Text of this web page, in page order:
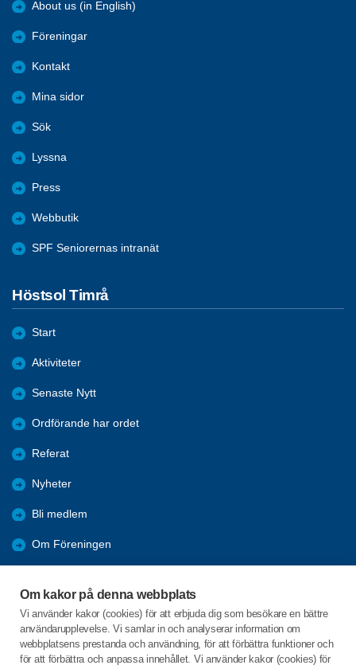
Om kakor på denna webbplats
Vi använder kakor (cookies) för att erbjuda dig som besökare en bättre
användarupplevelse. Vi samlar in och analyserar information om
webbplatsens prestanda och användning, för att förbättra funktioner och
för att förbättra och anpassa innehållet. Vi använder kakor (cookies) för
About us (in English)
Föreningar
Kontakt
Mina sidor
Sök
Lyssna
Press
Webbutik
SPF Seniorernas intranät
Höstsol Timrå
Start
Aktiviteter
Senaste Nytt
Ordförande har ordet
Referat
Nyheter
Bli medlem
Om Föreningen
Bli vänmedlem